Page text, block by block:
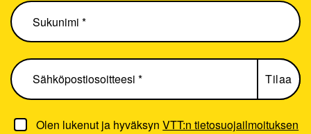
Olen lukenut ja hyväksynVTT:n tietosuojailmoituksen